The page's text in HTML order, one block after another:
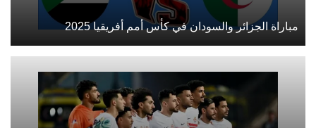
مباراة الجزائر والسودان في كأس أمم أفريقيا 2025